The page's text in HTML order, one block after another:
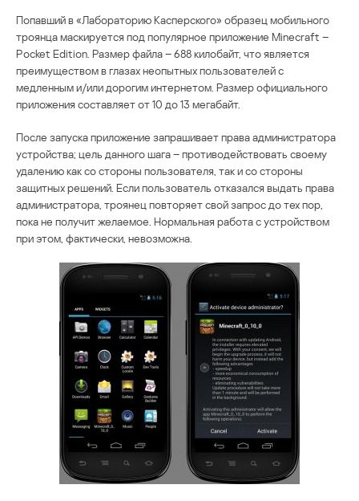
Попавший в «Лабораторию Касперского» образец мобильного
троянца маскируется под популярное приложение Minecraft –
Pocket Edition. Размер файла – 688 килобайт, что является
преимуществом в глазах неопытных пользователей с
медленным и/или дорогим интернетом. Размер официального
приложения составляет от 10 до 13 мегабайт.
После запуска приложение запрашивает права администратора
устройства; цель данного шага – противодействовать своему
удалению как со стороны пользователя, так и со стороны
защитных решений. Если пользователь отказался выдать права
администратора, троянец повторяет свой запрос до тех пор,
пока не получит желаемое. Нормальная работа с устройством
при этом, фактически, невозможна.